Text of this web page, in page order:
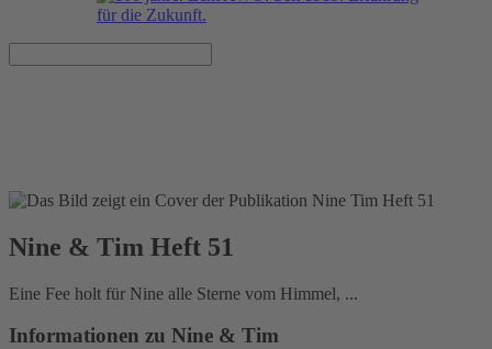
Nine & Tim Heft 51
Eine Fee holt für Nine alle Sterne vom Himmel, ...
Informationen zu Nine & Tim